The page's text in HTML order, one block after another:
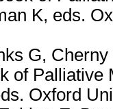
K, eds.
G,
of
Oxford